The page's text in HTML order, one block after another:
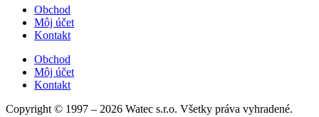
Obchod
Môj účet
Kontakt
Obchod
Môj účet
Kontakt
Copyright © 1997 – 2026 Watec s.r.o. Všetky práva vyhradené.